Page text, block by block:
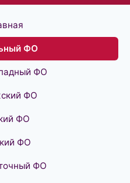
ФО
ФО
ФО
ФО
ФО
ФО